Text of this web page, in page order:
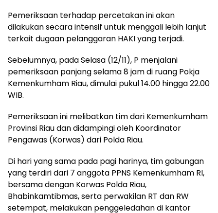
Pemeriksaan terhadap percetakan ini akan
dilakukan secara intensif untuk menggali lebih lanjut
terkait dugaan pelanggaran HAKI yang terjadi.
Sebelumnya, pada Selasa (12/11), P menjalani
pemeriksaan panjang selama 8 jam di ruang Pokja
Kemenkumham Riau, dimulai pukul 14.00 hingga 22.00
WIB.
Pemeriksaan ini melibatkan tim dari Kemenkumham
Provinsi Riau dan didampingi oleh Koordinator
Pengawas (Korwas) dari Polda Riau.
Di hari yang sama pada pagi harinya, tim gabungan
yang terdiri dari 7 anggota PPNS Kemenkumham RI,
bersama dengan Korwas Polda Riau,
Bhabinkamtibmas, serta perwakilan RT dan RW
setempat, melakukan penggeledahan di kantor